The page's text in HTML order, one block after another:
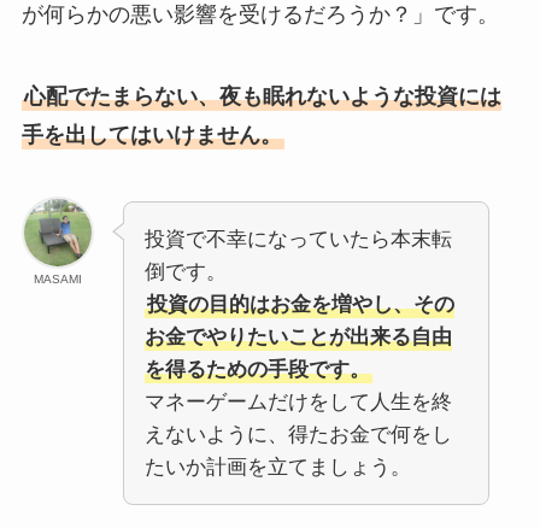
が何らかの悪い影響を受けるだろうか？」です。
心配でたまらない、夜も眠れないような投資には
手を出してはいけません。
MASAMI
投資で不幸になっていたら本末転
倒です。
投資の目的はお金を増やし、その
お金でやりたいことが出来る自由
を得るための手段です。
マネーゲームだけをして人生を終
えないように、得たお金で何をし
たいか計画を立てましょう。